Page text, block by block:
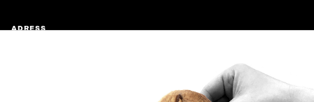
ADRESS